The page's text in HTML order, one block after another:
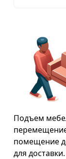
Подъем
помещение
для доставки.